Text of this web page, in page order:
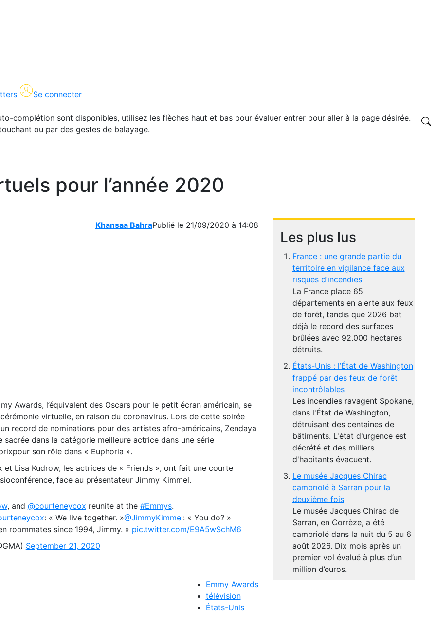
Se connecter
complétion sont disponibles, utilisez les flèches haut et bas pour évaluer entrer pour aller à la page désirée.
ou par des gestes de balayage.
pour l’année 2020
Khansaa BahraPublié le 21/09/2020 à 14:08
Awards, l’équivalent des Oscars pour le petit écran américain, se
virtuelle, en raison du coronavirus. Lors de cette soirée
record de nominations pour des artistes afro-américains, Zendaya
sacrée dans la catégorie meilleure actrice dans une série
son rôle dans « Euphoria ».
Lisa Kudrow, les actrices de « Friends », ont fait une courte
face au présentateur Jimmy Kimmel.
, and @courteneycox reunite at the #Emmys.
: « We live together. »@JimmyKimmel: « You do? »
roommates since 1994, Jimmy. » pic.twitter.com/E9A5wSchM6
September 21, 2020
Emmy Awards
télévision
États-Unis
Les plus lus
France : une grande partie du
territoire en vigilance face aux
risques d’incendies
La France place 65
départements en alerte aux feux
de forêt, tandis que 2026 bat
déjà le record des surfaces
brûlées avec 92.000 hectares
détruits.
États-Unis : l’État de Washington
frappé par des feux de forêt
incontrôlables
Les incendies ravagent Spokane,
dans l'État de Washington,
détruisant des centaines de
bâtiments. L'état d'urgence est
décrété et des milliers
d'habitants évacuent.
Le musée Jacques Chirac
cambriolé à Sarran pour la
deuxième fois
Le musée Jacques Chirac de
Sarran, en Corrèze, a été
cambriolé dans la nuit du 5 au 6
août 2026. Dix mois après un
premier vol évalué à plus d’un
million d’euros.